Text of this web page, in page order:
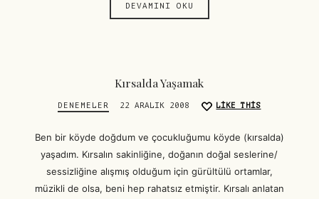
DEVAMINI OKU
Kırsalda Yaşamak
DENEMELER 22 ARALIK 2008 LIKE THIS
Ben bir köyde doğdum ve çocukluğumu köyde (kırsalda)
yaşadım. Kırsalın sakinliğine, doğanın doğal seslerine/
sessizliğine alışmış olduğum için gürültülü ortamlar,
müzikli de olsa, beni hep rahatsız etmiştir. Kırsalı anlatan